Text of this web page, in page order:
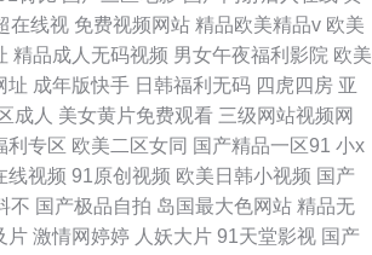
在线视 免费视频网站 精品欧美精品v 欧美
精品成人无码视频 男女午夜福利影院 欧美
址 成年版快手 日韩福利无码 四虎四房 亚
成人 美女黄片免费观看 三级网站视频网
利专区 欧美二区女同 国产精品一区91 小x
线视频 91原创视频 欧美日韩小视频 国产
不 国产极品自拍 岛国最大色网站 精品无
片 激情网婷婷 人妖大片 91天堂影视 国产